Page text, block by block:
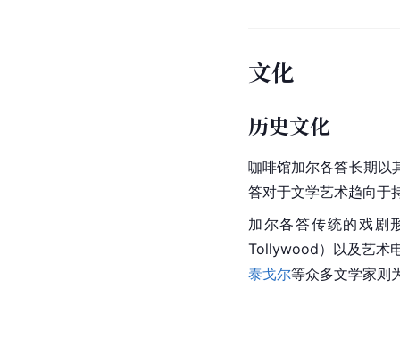
文化
历史文化
咖啡馆加尔各答长期以
答对于文学艺术趋向于
加尔各答传统的戏剧
Tollywood）以及艺术
泰戈尔等众多文学家则